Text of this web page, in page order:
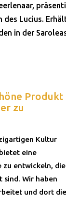
des Lucius.
in der
Produkt
zu
Kultur
eine
zu entwickeln, die
Wir haben
und dort die